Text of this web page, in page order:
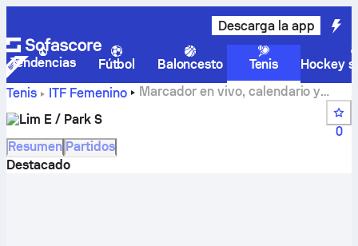
Descarga la app
Tendencias Fútbol Baloncesto Tenis
Hockey
Tenis
ITF Femenino
Marcador en vivo, calendario y
Lim E / Park S
0
Resumen Partidos
Destacado